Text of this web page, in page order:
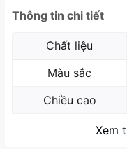
Thông tin chi tiết
Chất liệu
Màu sắc
Chiều cao
Xem